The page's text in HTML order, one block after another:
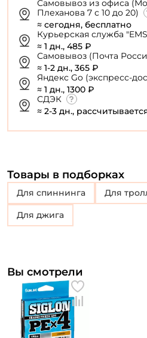
Самовывоз из офиса
Плеханова 7 с 10 до 20)
≈ сегодня, бесплатно
Курьерская служба
≈ 1 дн., 485 ₽
Самовывоз (Почта
≈ 1-2 дн., 365 ₽
Яндекс Go (экспресс-
≈ 1 дн., 1300 ₽
СДЭК
≈ 2-3 дн.,
Товары в подборках
для спиннинга для
Для джига
Вы смотрели